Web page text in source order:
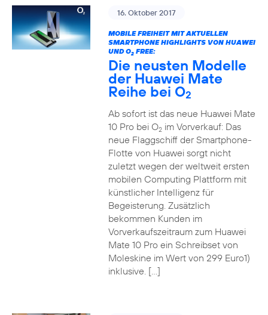
16. Oktober 2017
MOBILE FREIHEIT MIT AKTUELLEN
SMARTPHONE HIGHLIGHTS VON HUAWEI
UND O2FREE:
Die neusten Modelle
der Huawei Mate
Reihe bei O2
Ab sofort ist das neue Huawei Mate
10 Pro bei O2im Vorverkauf: Das
neue Flaggschiff der Smartphone-
Flotte von Huawei sorgt nicht
zuletzt wegen der weltweit ersten
mobilen Computing Plattform mit
künstlicher Intelligenz für
Begeisterung. Zusätzlich
bekommen Kunden im
Vorverkaufszeitraum zum Huawei
Mate 10 Pro ein Schreibset von
Moleskine im Wert von 299 Euro1)
inklusive. […]